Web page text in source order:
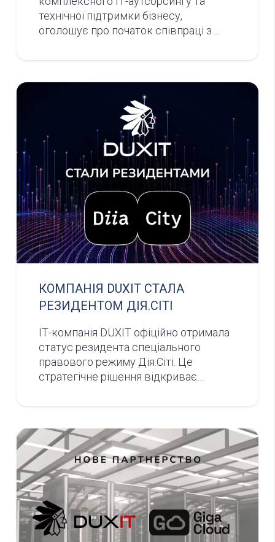
технічної підтримки бізнесу,
оголошує про початок співпраці з…
КОМПАНІЯ DUXIT СТАЛА
РЕЗИДЕНТОМ ДІЯ.СІТІ
ІТ-компанія DUXIT офіційно отримала
статус резидента спеціального
правового режиму Дія.Сіті. Це
стратегічне рішення відкриває…